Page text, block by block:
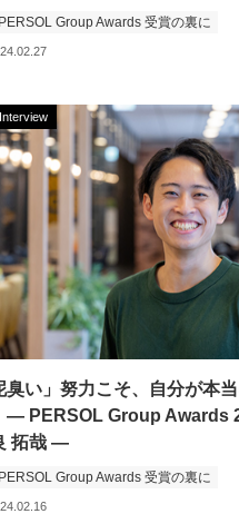
PERSOL Group Awards 受賞の裏に
Interview
臭い」努力こそ、自分が本
PERSOL Group Awards
拓哉 ―
PERSOL Group Awards 受賞の裏に